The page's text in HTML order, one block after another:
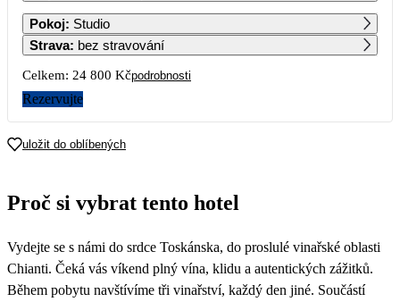
1
2 3 4 5 6 7 8
12 400 12 400
16
23 24 25 26
30
Pokoj: Studio
Strava: bez stravování
Celkem: 24 800 Kčpodrobnosti
Rezervujte
uložit do oblíbených
Proč si vybrat tento hotel
Vydejte se s námi do srdce Toskánska, do proslulé vinařské oblasti
Chianti. Čeká vás víkend plný vína, klidu a autentických zážitků.
Během pobytu navštívíme tři vinařství, každý den jiné. Součástí